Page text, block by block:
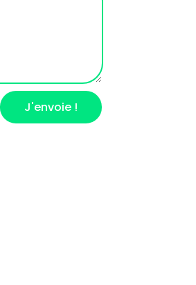
J'envoie !